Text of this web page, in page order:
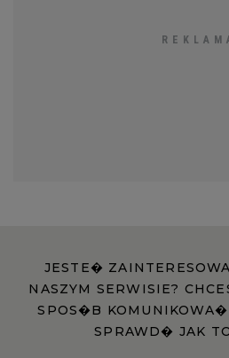
JESTE�
NASZYM SERWISIE?
SPOS�B
SPRAWD� JAK